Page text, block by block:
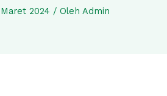
2024 / Oleh Admin